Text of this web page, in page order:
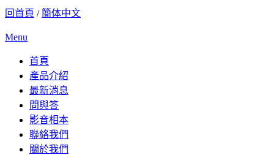
回首頁 /簡体中文
Menu
首頁
產品介紹
最新消息
問與答
影音相本
聯絡我們
關於我們